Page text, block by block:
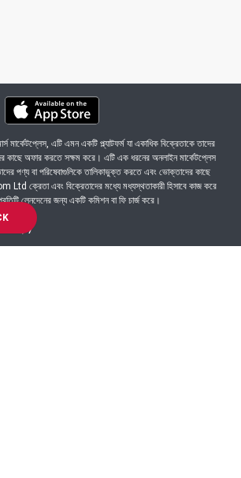
এটি এমন একটি প্ল্যাটফর্ম যা একাধিক বিক্রেতাকে তাদের
কাছে অফার করতে সক্ষম করে। এটি এক ধরনের অনলাইন মার্কেটপ্লেস
পণ্য বা পরিষেবাগুলিকে তালিকাভুক্ত করতে এবং ভোক্তাদের কাছে
ক্রেতা এবং বিক্রেতাদের মধ্যে মধ্যস্থতাকারী হিসাবে কাজ করে
লেনদেনের জন্য একটি কমিশন বা ফি চার্জ করে।
24/7